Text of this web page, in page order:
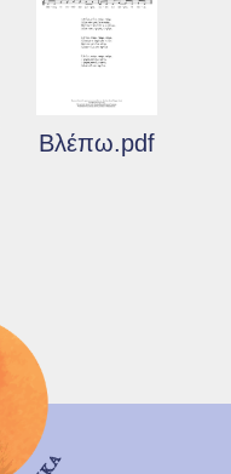
Βλέπω.pdf